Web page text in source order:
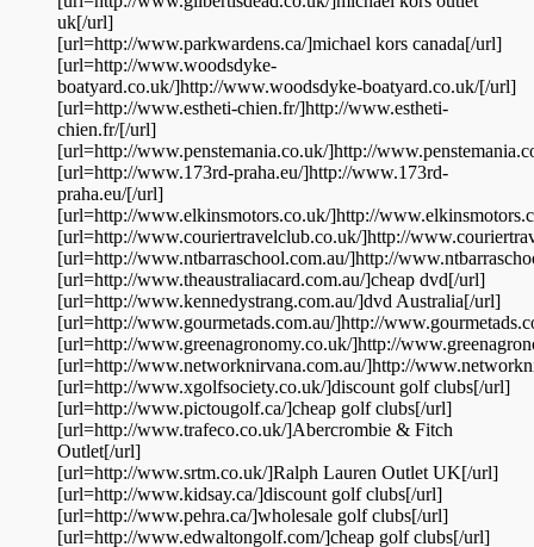
uk[/url]
[url=http://www.parkwardens.ca/]michael kors canada[/url]
[url=http://www.woodsdyke-
boatyard.co.uk/]http://www.woodsdyke-boatyard.co.uk/[/url]
[url=http://www.estheti-chien.fr/]http://www.estheti-
chien.fr/[/url]
[url=http://www.penstemania.co.uk/]http://
[url=http://www.173rd-praha.eu/]http://www.173rd-
praha.eu/[/url]
[url=http://www.elkinsmotors.co.uk/]http://
[url=http://www.couriertravelclub.co.uk/]http://
[url=http://www.ntbarraschool.com.au/]http://
[url=http://www.theaustraliacard.com.au/]cheap dvd[/url]
[url=http://www.kennedystrang.com.au/]dvd Australia[/url]
[url=http://www.gourmetads.com.au/]http://
[url=http://www.greenagronomy.co.uk/]http://
[url=http://www.networknirvana.com.au/]http://
[url=http://www.xgolfsociety.co.uk/]discount golf clubs[/url]
[url=http://www.pictougolf.ca/]cheap golf clubs[/url]
[url=http://www.trafeco.co.uk/]Abercrombie & Fitch
Outlet[/url]
[url=http://www.srtm.co.uk/]Ralph Lauren Outlet UK[/url]
[url=http://www.kidsay.ca/]discount golf clubs[/url]
[url=http://www.pehra.ca/]wholesale golf clubs[/url]
[url=http://www.edwaltongolf.com/]cheap golf clubs[/url]